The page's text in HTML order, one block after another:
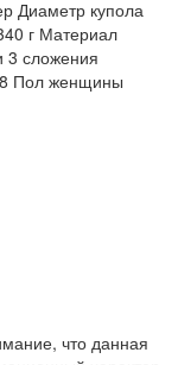
Диаметр купола
г Материал
3 сложения
8 Пол женщины
что данная